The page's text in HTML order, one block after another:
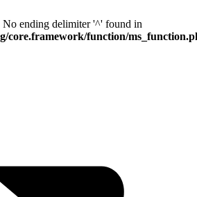
No ending delimiter '^' found in
core.framework/function/